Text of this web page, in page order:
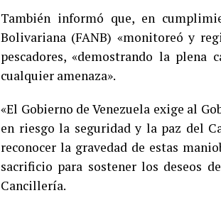
También informó que, en
Bolivariana (FANB) «monitoreó y
pescadores, «demostrando la plena
cualquier amenaza».
«El Gobierno de Venezuela exige al
en riesgo la seguridad y la paz del
reconocer la gravedad de estas
sacrificio para sostener los deseos
Cancillería.